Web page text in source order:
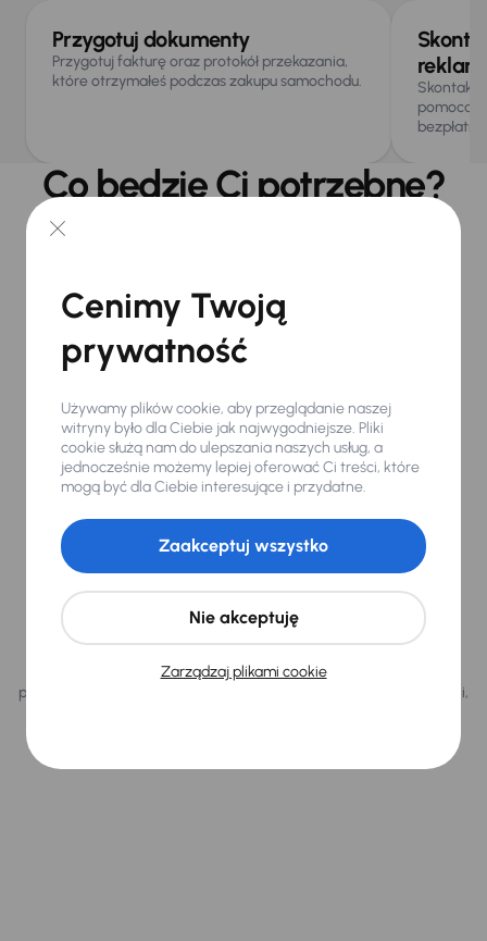
Przygotuj dokumenty
Przygotuj fakturę oraz protokół przekazania,
które otrzymałeś podczas zakupu samochodu.
pomocą
Co będzie Ci potrzebne?
samochód. Ewentualnie osoba upoważniona przez właściciela,
przygotowanie pełnej dokumentacji otrzymanej przy zakupie
pojazdu. Kluczowe są w szczególności następujące dokumenty:
Protokół jazdy próbnej i
przekazania pojazdu
Umowa z Carlife – jeśli złożysz
wniosek
Każda wiadomość serwisu, w
której wskazano usterkę pojazdu
Fizycznie zaparkuj pojazd
W przypadku usterek
administracyjnych w CT dalej:
Protokół sprawdzenia zapisów
Odbiór pojazdu może zgłosić wyłącznie osoba, która zakupiła
pojazd. Lub osoba upoważniona przez właściciela, która udowodni,
Cenimy Twoją
prywatność
Używamy plików cookie, aby przeglądanie naszej
witryny było dla Ciebie jak najwygodniejsze. Pliki
cookie służą nam do ulepszania naszych usług, a
jednocześnie możemy lepiej oferować Ci treści, które
mogą być dla Ciebie interesujące i przydatne.
Zarządzaj plikami cookie
Nie akceptuję
Zaakceptuj wszystko